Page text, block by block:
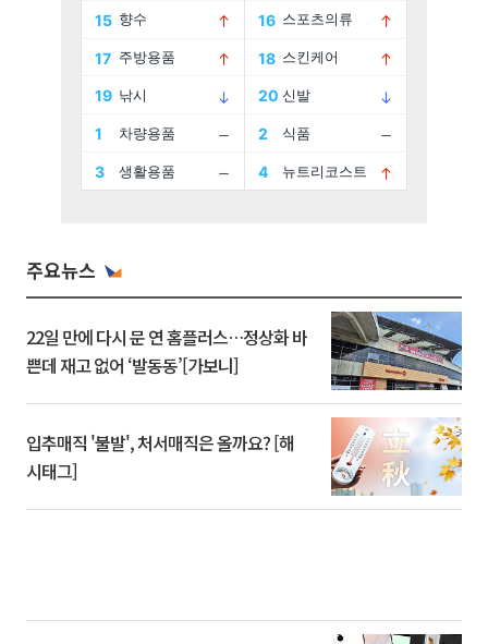
주요뉴스
22일 만에 다시 문 연 홈플러스…정상화 바
쁜데 재고 없어 ‘발동동’[가보니]
입추매직 '불발', 처서매직은 올까요? [해
시태그]